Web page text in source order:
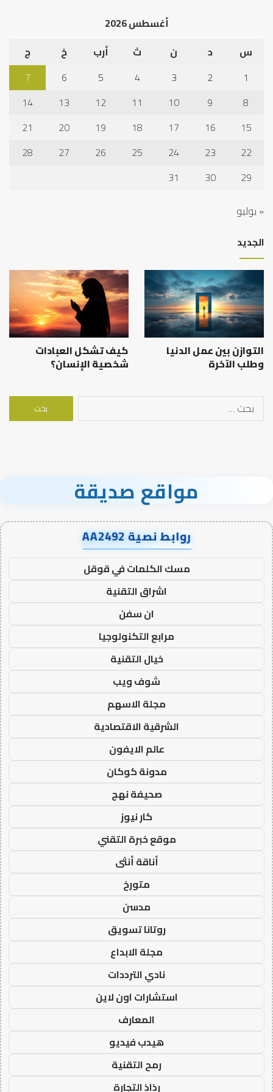
أغسطس 2026
س
د ن ث أرب خ
ج
1
2
3
4
5
6
7
8
9
10
11
12
13
14
15
16
17
18
19
20
21
22
23
24
25
26
27
28
29
30
31
« يوليو
الجديد
التوازن بين عمل الدنيا
وطلب الآخرة
كيف تشكل العبادات
شخصية الإنسان؟
البحث
مواقع صديقة
روابط نصية AA2492
مسك الكلمات في قوقل
اشراق التقنية
ان سفن
مرابع التكنولوجيا
خيال التقنية
شوف ويب
مجلة الاسهم
الشرقية الاقتصادية
عالم الايفون
مدونة كوكان
صحيفة نهج
كار نيوز
موقع خبرة التقني
أناقة أنثى
متورخ
مدسن
روتانا تسويق
مجلة الابداع
نادي الترددات
استشارات اون لاين
المعارف
هيدب فيديو
رمح التقنية
رذاذ التجارة